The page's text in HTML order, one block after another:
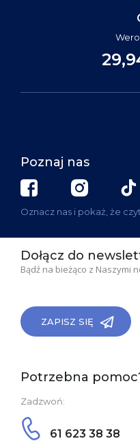
Poznaj nas
Oznacz nas i pokaż, że
Dołącz do
Bądź na bieżąco z Naszymi
ZAPISZ SIĘ
Potrzebna
Zadzwoń:
61 623 38 38